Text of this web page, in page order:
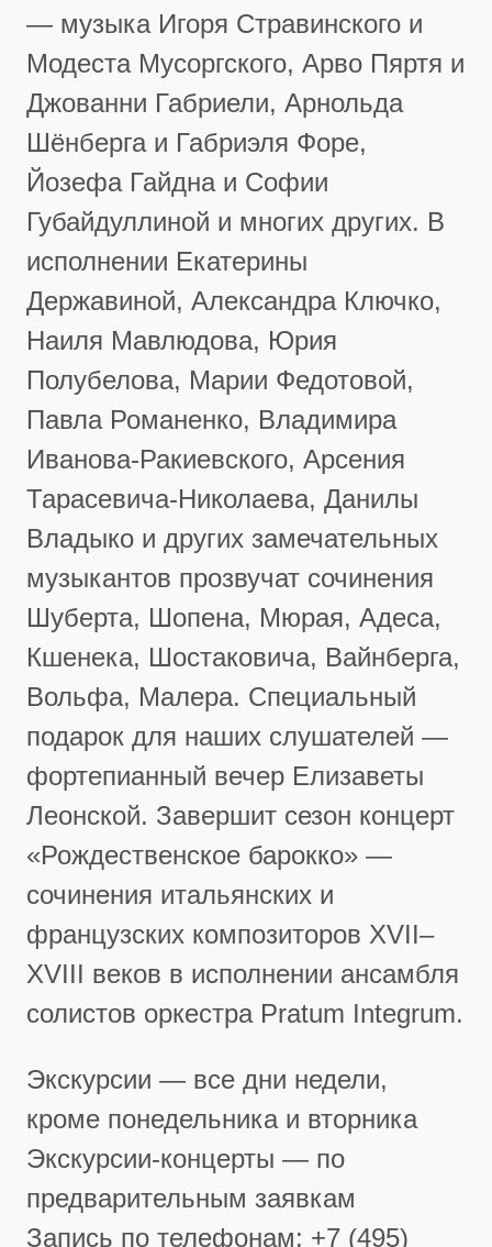
— музыка Игоря Стравинского и
Модеста Мусоргского, Арво Пяртя и
Джованни Габриели, Арнольда
Шёнберга и Габриэля Форе,
Йозефа Гайдна и Софии
Губайдуллиной и многих других. В
исполнении Екатерины
Державиной, Александра Ключко,
Наиля Мавлюдова, Юрия
Полубелова, Марии Федотовой,
Павла Романенко, Владимира
Иванова-Ракиевского, Арсения
Тарасевича-Николаева, Данилы
Владыко и других замечательных
музыкантов прозвучат сочинения
Шуберта, Шопена, Мюрая, Адеса,
Кшенека, Шостаковича, Вайнберга,
Вольфа, Малера. Специальный
подарок для наших слушателей —
фортепианный вечер Елизаветы
Леонской. Завершит сезон концерт
«Рождественское барокко» —
сочинения итальянских и
французских композиторов XVII–
XVIII веков в исполнении ансамбля
солистов оркестра Pratum Integrum.
Экскурсии — все дни недели,
кроме понедельника и вторника
Экскурсии-концерты — по
предварительным заявкам
Запись по телефонам: +7 (495)